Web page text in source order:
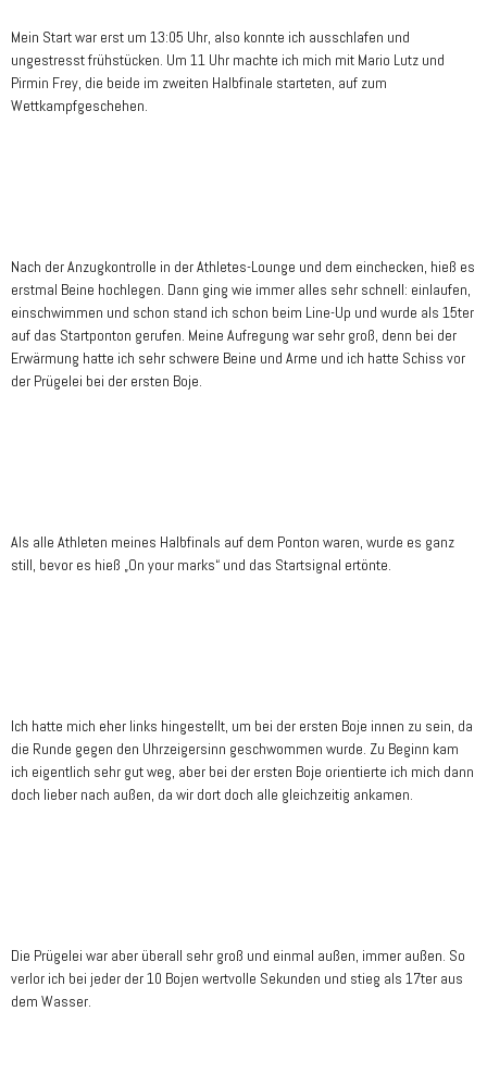
Mein Start war erst um 13:05 Uhr, also konnte ich ausschlafen und
ungestresst frühstücken. Um 11 Uhr machte ich mich mit Mario Lutz und
Pirmin Frey, die beide im zweiten Halbfinale starteten, auf zum
Wettkampfgeschehen.
Nach der Anzugkontrolle in der Athletes-Lounge und dem einchecken, hieß es
erstmal Beine hochlegen. Dann ging wie immer alles sehr schnell: einlaufen,
einschwimmen und schon stand ich schon beim Line-Up und wurde als 15ter
auf das Startponton gerufen. Meine Aufregung war sehr groß, denn bei der
Erwärmung hatte ich sehr schwere Beine und Arme und ich hatte Schiss vor
der Prügelei bei der ersten Boje.
Als alle Athleten meines Halbfinals auf dem Ponton waren, wurde es ganz
still, bevor es hieß „On your marks“ und das Startsignal ertönte.
Ich hatte mich eher links hingestellt, um bei der ersten Boje innen zu sein, da
die Runde gegen den Uhrzeigersinn geschwommen wurde. Zu Beginn kam
ich eigentlich sehr gut weg, aber bei der ersten Boje orientierte ich mich dann
doch lieber nach außen, da wir dort doch alle gleichzeitig ankamen.
Die Prügelei war aber überall sehr groß und einmal außen, immer außen. So
verlor ich bei jeder der 10 Bojen wertvolle Sekunden und stieg als 17ter aus
dem Wasser.